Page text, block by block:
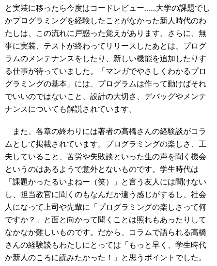
と実装に移ったら今度はコードレビュー......大学の課題でし
かプログラミングを経験したことがなかった新人時代のわ
たしは、この流れに戸惑った覚えがあります。さらに、無
事に実装、テストが終わってリリースしたあとは、プログ
ラムのメンテナンスをしたり、新しい機能を追加したりす
る仕事が待っていました。「マンガでやさしくわかるプロ
グラミングの基本」には、プログラムは作って動けばそれ
でいいのではないこと、設計の大切さ、デバッグやメンテ
ナンスについても解説されています。
また、各章の終わりには著者の高橋さんの経験談がコラ
ムとして掲載されています。プログラミングの楽しさ、工
夫していること、苦労や失敗談といった生の声を聞く機会
というのはあるようで意外とないものです。学生時代は
「課題かったるいよねー（笑）」と言う友人には聞けない
し、担当教官に聞くのもなんだか違う感じがするし、社会
人になって上司や先輩に「プログラミングの楽しさって何
ですか？」と面と向かって聞くことは照れもあったりして
なかなか難しいものです。だから、コラムで語られる高橋
さんの経験談もわたしにとっては「もっと早く、学生時代
か新人のころに読みたかった！」と思うポイントでした。